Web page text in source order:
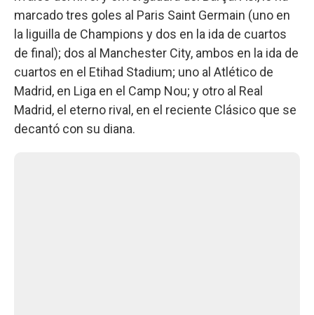
marcado tres goles al Paris Saint Germain (uno en
la liguilla de Champions y dos en la ida de cuartos
de final); dos al Manchester City, ambos en la ida de
cuartos en el Etihad Stadium; uno al Atlético de
Madrid, en Liga en el Camp Nou; y otro al Real
Madrid, el eterno rival, en el reciente Clásico que se
decantó con su diana.